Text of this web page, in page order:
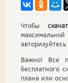
Чтобы
Важно! Все
бесплатного
плана или